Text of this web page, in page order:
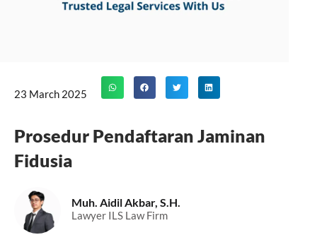
23 March 2025
Prosedur Pendaftaran Jaminan
Fidusia
Muh. Aidil Akbar, S.H.
Lawyer ILS Law Firm